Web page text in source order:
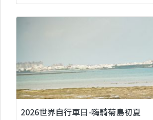
2026世界自行車日-嗨騎菊島初夏